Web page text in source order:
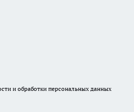
и обработки персональных данных